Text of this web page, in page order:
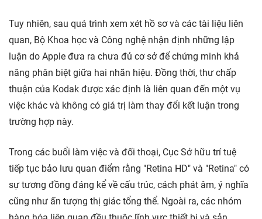
Tuy nhiên, sau quá trình xem xét hồ sơ và các tài liệu liên
quan, Bộ Khoa học và Công nghệ nhận định những lập
luận do Apple đưa ra chưa đủ cơ sở để chứng minh khả
năng phân biệt giữa hai nhãn hiệu. Đồng thời, thư chấp
thuận của Kodak được xác định là liên quan đến một vụ
việc khác và không có giá trị làm thay đổi kết luận trong
trường hợp này.
Trong các buổi làm việc và đối thoại, Cục Sở hữu trí tuệ
tiếp tục bảo lưu quan điểm rằng "Retina HD" và "Retina" có
sự tương đồng đáng kể về cấu trúc, cách phát âm, ý nghĩa
cũng như ấn tượng thị giác tổng thể. Ngoài ra, các nhóm